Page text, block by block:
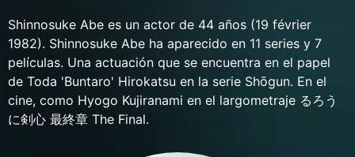
Shinnosuke Abe es un actor de 44 años (19 février
1982). Shinnosuke Abe ha aparecido en 11 series y 7
películas. Una actuación que se encuentra en el papel
de Toda 'Buntaro' Hirokatsu en la serie Shōgun. En el
cine, como Hyogo Kujiranami en el largometraje るろう
に剣心 最終章 The Final.